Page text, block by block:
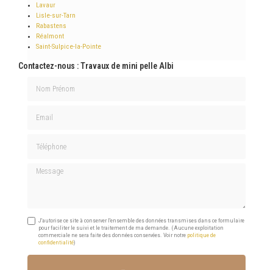
Lavaur
Lisle-sur-Tarn
Rabastens
Réalmont
Saint-Sulpice-la-Pointe
Contactez-nous : Travaux de mini pelle Albi
Message
J'autorise ce site à conserver l'ensemble des données transmises dans ce formulaire
pour faciliter le suivi et le traitement de ma demande. (Aucune exploitation
commerciale ne sera faite des données conservées. Voir notre politique de
confidentialité)